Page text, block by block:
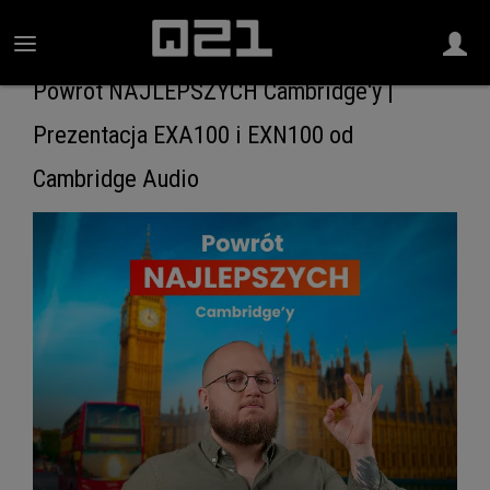
Powrót NAJLEPSZYCH Cambridge'y |
Prezentacja EXA100 i EXN100 od
Cambridge Audio